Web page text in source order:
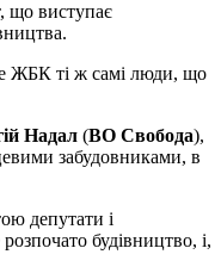
що виступає
ЖБК ті ж самі люди, що
Надал (ВО Свобода),
забудовниками, в
депутати і
будівництво, і,